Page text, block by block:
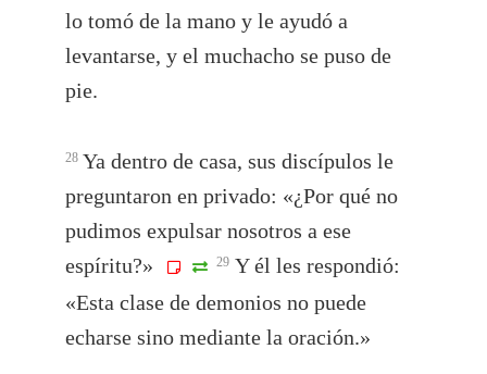
lo tomó de la mano y le ayudó a
levantarse, y el muchacho se puso de
pie.
28 Ya dentro de casa, sus discípulos le
preguntaron en privado: «¿Por qué no
pudimos expulsar nosotros a ese
espíritu?»
29 Y él les respondió:
«Esta clase de demonios no puede
echarse sino mediante la oración.»